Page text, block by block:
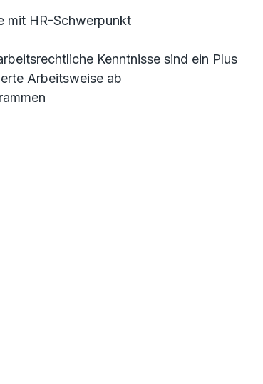
mit HR-Schwerpunkt
Kenntnisse sind ein Plus
Arbeitsweise ab